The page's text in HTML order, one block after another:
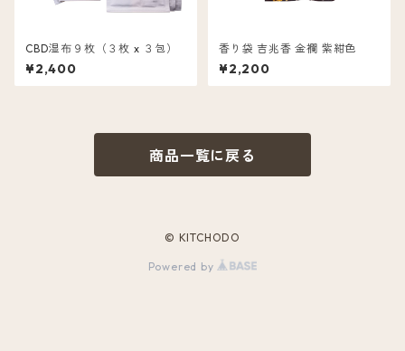
CBD湿布９枚（３枚 x ３包）
¥2,400
香り袋 吉兆香 金襴 紫紺色
¥2,200
商品一覧に戻る
© KITCHODO
Powered by